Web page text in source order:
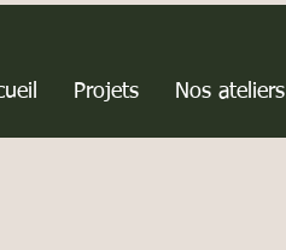
Projets Nos ateliers